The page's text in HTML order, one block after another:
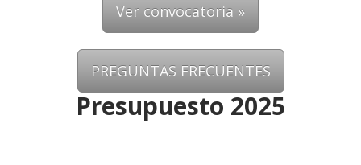
Ver convocatoria »
PREGUNTAS FRECUENTES
Presupuesto 2025